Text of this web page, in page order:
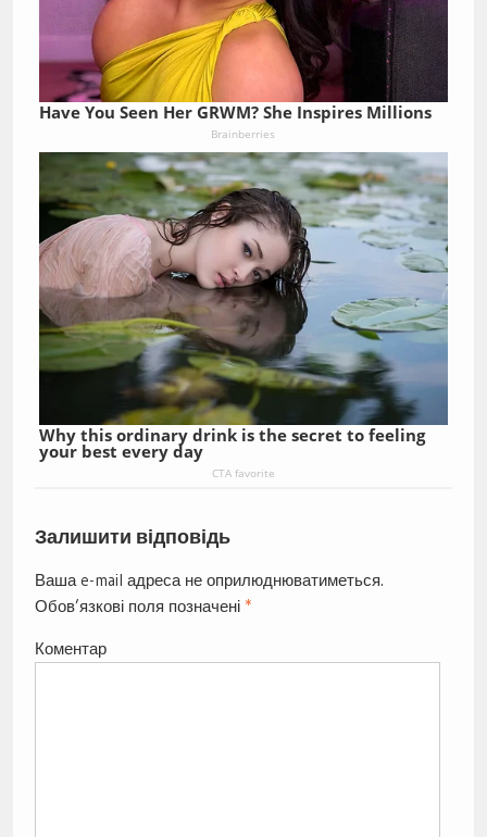
Have You Seen Her GRWM? She Inspires Millions
Brainberries
Why this ordinary drink is the secret to feeling
your best every day
CTA favorite
Залишити відповідь
Ваша e-mail адреса не оприлюднюватиметься.
Обов’язкові поля позначені *
Коментар